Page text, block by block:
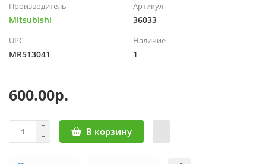
Производитель
Mitsubishi
Артикул
36033
UPC
MR513041
Наличие
1
600.00р.
В корзину